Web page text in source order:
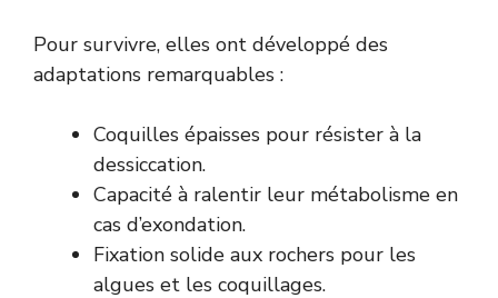
Pour survivre, elles ont développé des
adaptations remarquables :
Coquilles épaisses pour résister à la
dessiccation.
Capacité à ralentir leur métabolisme en
cas d’exondation.
Fixation solide aux rochers pour les
algues et les coquillages.